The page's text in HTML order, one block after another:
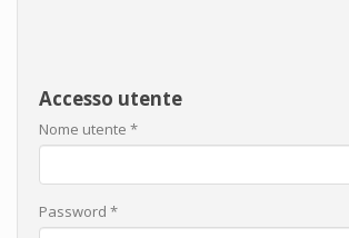
Accesso utente
Nome utente *
Password *